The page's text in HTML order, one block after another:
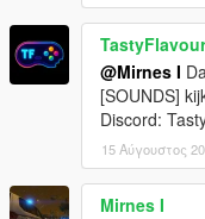
TastyFlavour
@Mirnes I
[SOUNDS]
Discord:
15 Αύγουστος
Mirnes I